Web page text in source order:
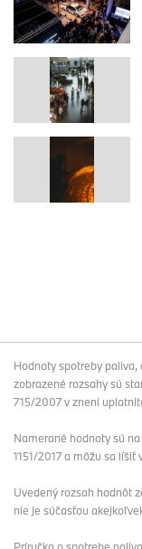
Hodnoty spotreby
zobrazené rozsahy sú
715/2007 v znení
Namerané hodnoty sú
1151/2017 a môžu sa
Uvedený rozsah hodnôt
nie je súčasťou